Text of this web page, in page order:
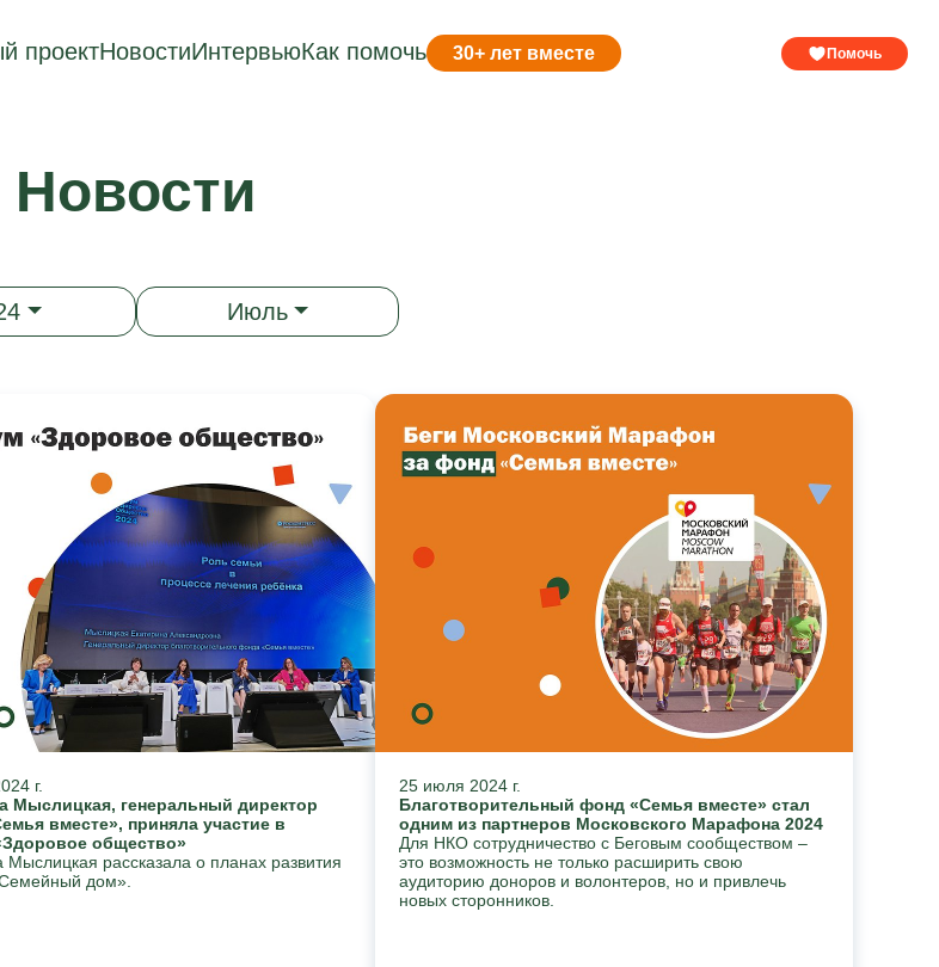
проектНовостиИнтервьюКак помочь 30+ лет вместе Помочь
Новости
Июль
г.
Мыслицкая, генеральный директор
вместе», приняла участие в
общество»
Мыслицкая рассказала о планах развития
дом».
25 июля 2024 г.
Благотворительный фонд «Семья вместе» стал
одним из партнеров Московского Марафона 2024
Для НКО сотрудничество с Беговым сообществом –
это возможность не только расширить свою
аудиторию доноров и волонтеров, но и привлечь
новых сторонников.